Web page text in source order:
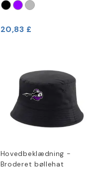
20,83 £
Hovedbeklædning -
Broderet bøllehat